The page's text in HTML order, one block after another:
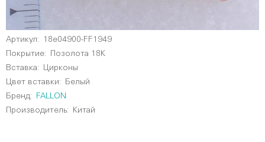
Артикул:
18e04900-FF1949
Покрытие: Позолота 18К
Вставка: Цирконы
Цвет вставки:
Белый
Бренд:
FALLON
Производитель: Китай